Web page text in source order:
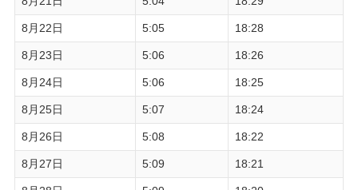
8月22日 5:05 18:28
8月23日 5:06 18:26
8月24日 5:06 18:25
8月25日 5:07 18:24
8月26日 5:08 18:22
8月27日 5:09 18:21